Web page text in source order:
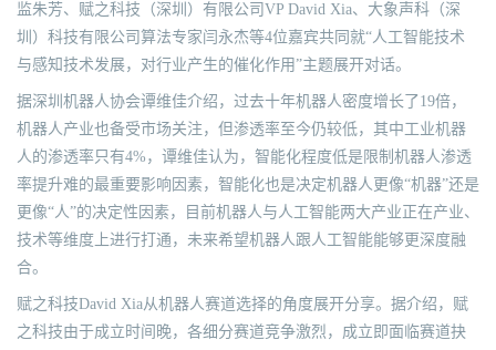
监朱芳、赋之科技（深圳）有限公司VP David Xia、大象声科（深
圳）科技有限公司算法专家闫永杰等4位嘉宾共同就“人工智能技术
与感知技术发展，对行业产生的催化作用”主题展开对话。
据深圳机器人协会谭维佳介绍，过去十年机器人密度增长了19倍，
机器人产业也备受市场关注，但渗透率至今仍较低，其中工业机器
人的渗透率只有4%，谭维佳认为，智能化程度低是限制机器人渗透
率提升难的最重要影响因素，智能化也是决定机器人更像“机器”还是
更像“人”的决定性因素，目前机器人与人工智能两大产业正在产业、
技术等维度上进行打通，未来希望机器人跟人工智能能够更深度融
合。
赋之科技David Xia从机器人赛道选择的角度展开分享。据介绍，赋
之科技由于成立时间晚，各细分赛道竞争激烈，成立即面临赛道抉